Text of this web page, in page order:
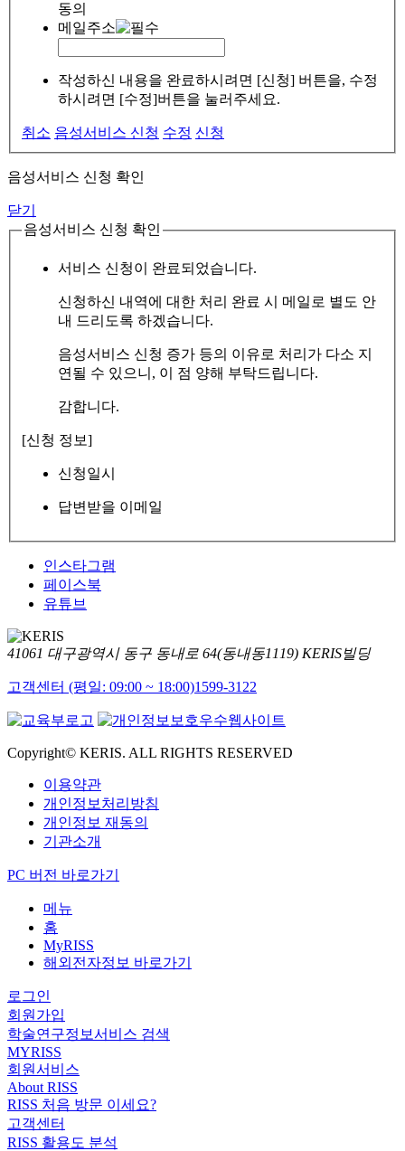
동의
메일주소
작성하신 내용을 완료하시려면 [신청] 버튼을, 수정
하시려면 [수정]버튼을 눌러주세요.
취소 음성서비스 신청 수정 신청
음성서비스 신청 확인
닫기
음성서비스 신청 확인
서비스 신청이 완료되었습니다.
신청하신 내역에 대한 처리 완료 시 메일로 별도 안
내 드리도록 하겠습니다.
음성서비스 신청 증가 등의 이유로 처리가 다소 지
연될 수 있으니, 이 점 양해 부탁드립니다.
감합니다.
[신청 정보]
신청일시
답변받을 이메일
인스타그램
페이스북
유튜브
41061 대구광역시 동구 동내로 64(동내동1119) KERIS빌딩
고객센터 (평일: 09:00 ~ 18:00)1599-3122
Copyright© KERIS. ALL RIGHTS RESERVED
이용약관
개인정보처리방침
개인정보 재동의
기관소개
PC 버전 바로가기
메뉴
홈
MyRISS
해외전자정보 바로가기
로그인
회원가입
학술연구정보서비스 검색
MYRISS
회원서비스
About RISS
RISS 처음 방문 이세요?
고객센터
RISS 활용도 분석